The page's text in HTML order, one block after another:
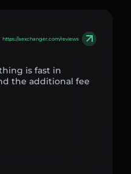
https://aexchanger.com/reviews
is fast in
the additional fee